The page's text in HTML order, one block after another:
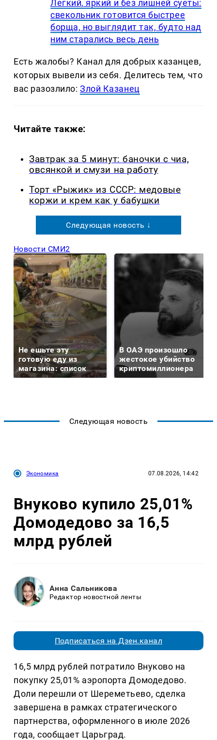
Легкий, яркий и без лишней суеты:
свекольник готовится быстрее
борща, но выглядит так, будто над
ним старались весь день
Есть жалобы? Канал для добрых казанцев,
которых вывели из себя. Делитеcь тем, что
вас разозлило:Злой Казанец
Читайте также:
Завтрак за 5 минут: баночки с чиа,
овсянкой и смузи на работу
Торт «Рыжик» из СССР: медовые
коржи и крем как у бабушки
Следующая новость ↓
Новости СМИ2
Не ешьте эту
готовую еду из
магазина: список
В ОАЭ произошло
жестокое убийство
криптомиллионера
Следующая новость
Экономика 07.08.2026, 14:42
Внуково купило 25,01%
Домодедово за 16,5
млрд рублей
Анна Сальникова
Редактор новостной ленты
Подписаться на Дзен.канал
16,5 млрд рублей потратило Внуково на
покупку 25,01% аэропорта Домодедово.
Доли перешли от Шереметьево, сделка
завершена в рамках стратегического
партнерства, оформленного в июле 2026
года, сообщает Царьград.